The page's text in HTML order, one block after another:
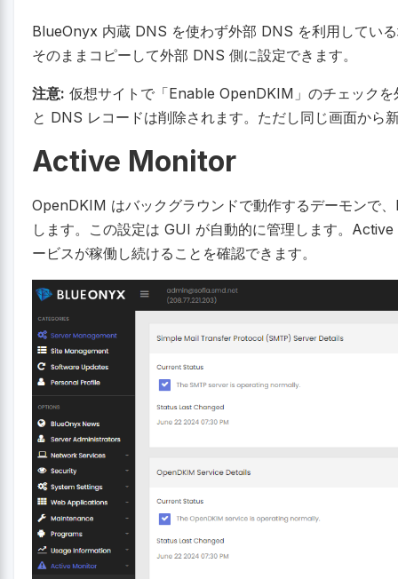
BlueOnyx 内蔵 DNS を使わず外部 DNS を利用してい
そのままコピーして外部 DNS 側に設定できます。
注意: 仮想サイトで「Enable OpenDKIM」のチェック
と DNS レコードは削除されます。ただし同じ画面から
Active Monitor
OpenDKIM はバックグラウンドで動作するデーモンで
します。この設定は GUI が自動的に管理します。
ービスが稼働し続けることを確認できます。